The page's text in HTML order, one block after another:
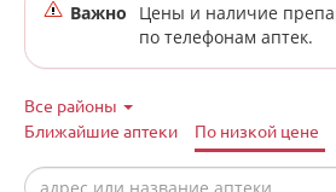
Важно
Цены и наличие
по телефонам аптек.
Все районы
Ближайшие аптеки
По низкой цене